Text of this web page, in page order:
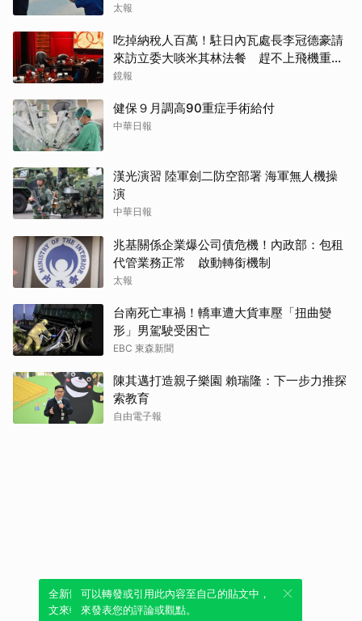
太報
吃掉納稅人百萬！駐日內瓦處長李冠德豪請
來訪立委大啖米其林法餐 趕不上飛機重買
商務艙全民買單
鏡報
健保９月調高90重症手術給付
中華日報
漢光演習 陸軍劍二防空部署 海軍無人機操
演
中華日報
兆基關係企業爆公司債危機！內政部：包租
代管業務正常 啟動轉銜機制
太報
台南死亡車禍！轎車遭大貨車壓「扭曲變
形」男駕駛受困亡
EBC 東森新聞
陳其邁打造親子樂園 賴瑞隆：下一步力推探
索教育
自由電子報
全新體驗！一鍵引用此內容，透過發布貼
文來輕鬆表達個人立場。
可以轉發或引用此內容至自己的貼文中，
來發表您的評論或觀點。